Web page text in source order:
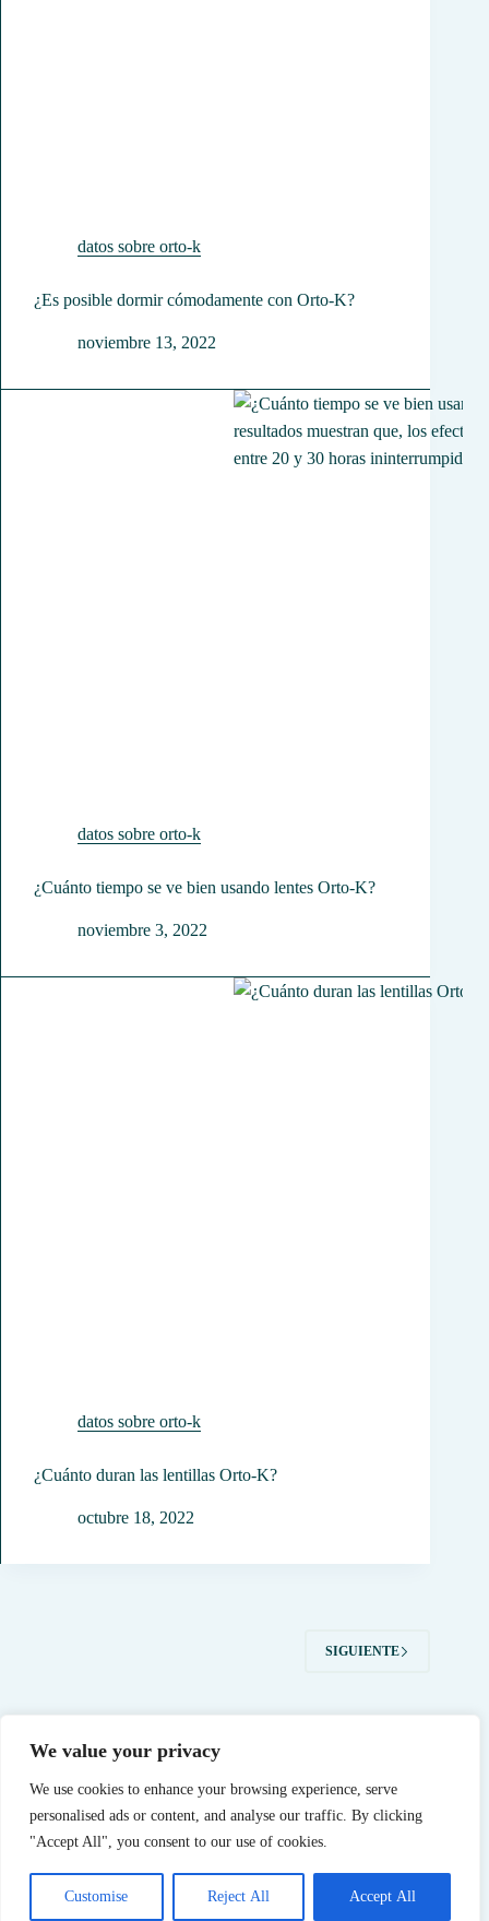
We value your privacy
We use cookies to enhance your browsing experience, serve
personalised ads or content, and analyse our traffic. By clicking
"Accept All", you consent to our use of cookies.
Customise Reject All Accept All
datos sobre orto-k
¿Es posible dormir cómodamente con Orto-K?
noviembre 13, 2022
datos sobre orto-k
¿Cuánto tiempo se ve bien usando lentes Orto-K?
noviembre 3, 2022
datos sobre orto-k
¿Cuánto duran las lentillas Orto-K?
octubre 18, 2022
SIGUIENTE
¿Soy apto para ver bien sin depender de gafas o
lentillas?
Copyright © 2026 Centros Orto-K Madrid - Todos los
derechos estan reservados.